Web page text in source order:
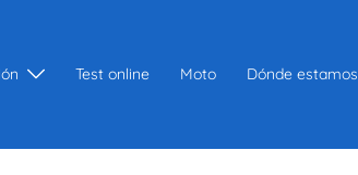
Test online Moto Dónde estamos